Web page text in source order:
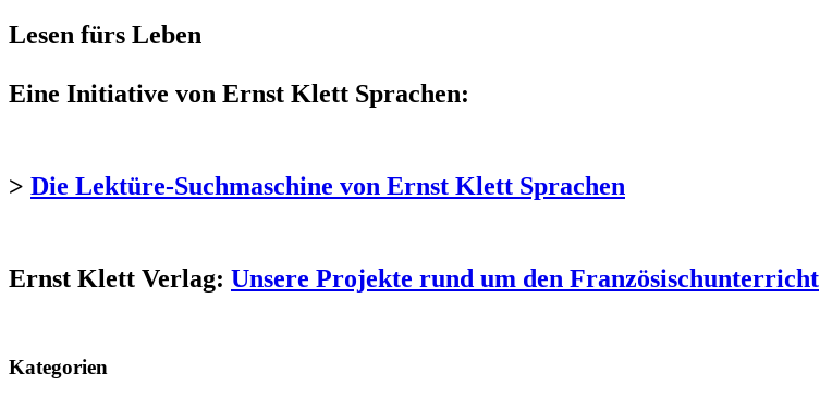
Lesen fürs Leben
Eine Initiative von Ernst Klett Sprachen:
> Die Lektüre-Suchmaschine von Ernst Klett Sprachen
Ernst Klett Verlag: Unsere Projekte rund um den Französischunterricht
Kategorien